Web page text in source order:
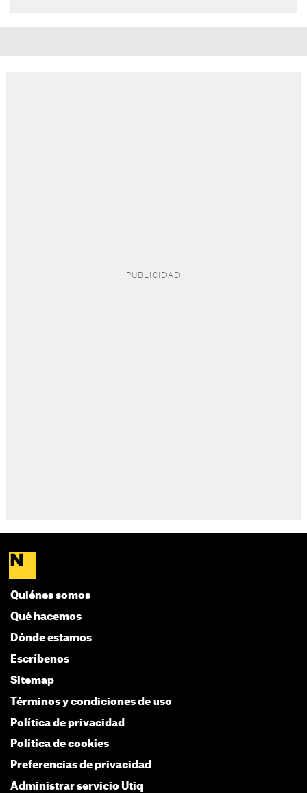
Quiénes somos
Qué hacemos
Dónde estamos
Escríbenos
Sitemap
Términos y condiciones de uso
Política de privacidad
Política de cookies
Preferencias de privacidad
Administrar servicio Utiq